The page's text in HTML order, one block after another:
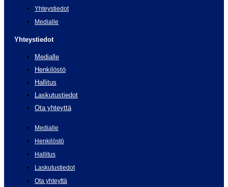
Yhteystiedot
Medialle
Yhteystiedot
Medialle
Henkilöstö
Hallitus
Laskutustiedot
Ota yhteyttä
Medialle
Henkilöstö
Hallitus
Laskutustiedot
Ota yhteyttä